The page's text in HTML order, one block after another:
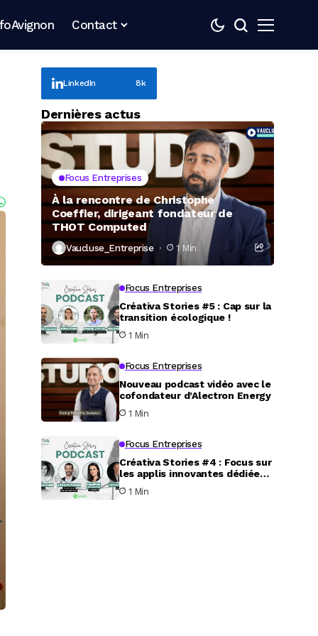
Contact
LinkedIn 8k
Dernières actus
Focus Entreprises
À la rencontre de Christophe
Coeffier, dirigeant fondateur de
THOT Computed
Vaucluse_Entreprise 1 Min
Focus Entreprises
Créativa Stories #5 : Cap sur la
transition écologique !
1 Min
Focus Entreprises
Nouveau podcast vidéo avec le
cofondateur d’Alectron Energy
1 Min
Focus Entreprises
Créativa Stories #4 : Focus sur
les applis innovantes dédiées
au service aux particuliers
1 Min